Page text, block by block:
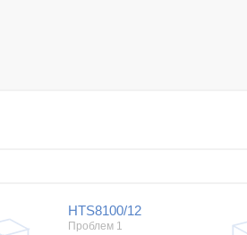
HTS8100/12
Проблем 1